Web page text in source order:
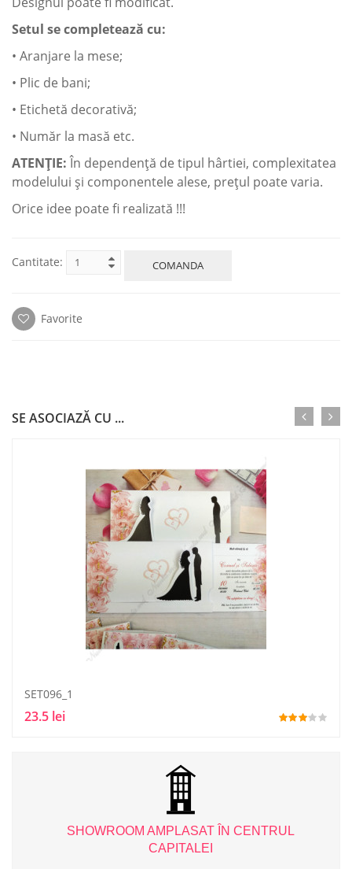
Setul se completează cu:
• Aranjare la mese;
• Plic de bani;
• Etichetă decorativă;
• Număr la masă etc.
ATENŢIE:În dependenţă de tipul hârtiei, complexitatea
modelului şi componentele alese, preţul poate varia.
Orice idee poate fi realizată !!!
Cantitate: COMANDA
Favorite
SE ASOCIAZĂ CU ...
SET096_1
23.5 lei
SHOWROOM AMPLASAT ÎN CENTRUL
CAPITALEI